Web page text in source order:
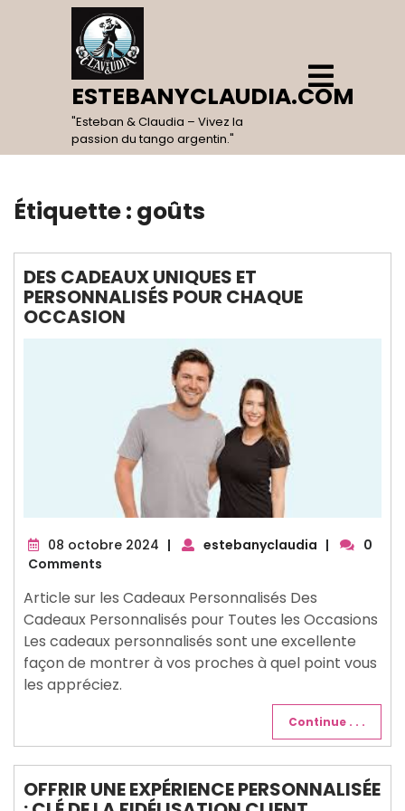
ESTEBANYCLAUDIA.COM
"Esteban & Claudia – Vivez la
passion du tango argentin."
Open
Menu
Étiquette : goûts
DES CADEAUX UNIQUES ET
PERSONNALISÉS POUR CHAQUE
OCCASION
08 octobre 2024 08
| estebanyclaudia |
0
Comments
Article sur les Cadeaux Personnalisés Des
Cadeaux Personnalisés pour Toutes les Occasions
Les cadeaux personnalisés sont une excellente
façon de montrer à vos proches à quel point vous
les appréciez.
Continue . . .
OFFRIR UNE EXPÉRIENCE PERSONNALISÉE